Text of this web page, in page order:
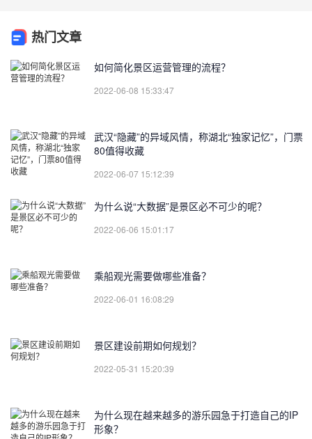
热门文章
如何简化景区运营管理的流程？
2022-06-08 15:33:47
武汉“隐藏”的异域风情，称湖北“独家记忆”，门票
80值得收藏
2022-06-07 15:12:39
为什么说“大数据”是景区必不可少的呢？
2022-06-06 15:01:17
乘船观光需要做哪些准备？
2022-06-01 16:08:29
景区建设前期如何规划？
2022-05-31 15:20:39
为什么现在越来越多的游乐园急于打造自己的IP
形象？